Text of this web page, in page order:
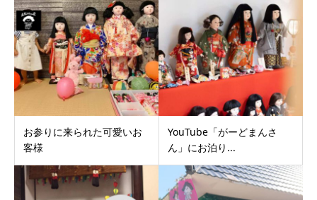
お参りに来られた可愛いお
客様
YouTube「がーどまんさ
ん」にお泊り...